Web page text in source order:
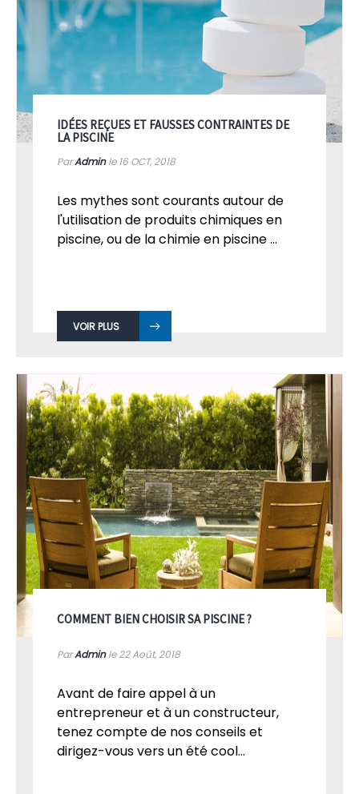
IDÉES REÇUES ET FAUSSES CONTRAINTES DE
LA PISCINE
ParAdminle 16 OCT, 2018
Les mythes sont courants autour de
l'utilisation de produits chimiques en
piscine, ou de la chimie en piscine ...
VOIR PLUS
COMMENT BIEN CHOISIR SA PISCINE ?
ParAdminle 22Août, 2018
Avant de faire appel à un
entrepreneur et à un constructeur,
tenez compte de nos conseils et
dirigez-vous vers un été cool...